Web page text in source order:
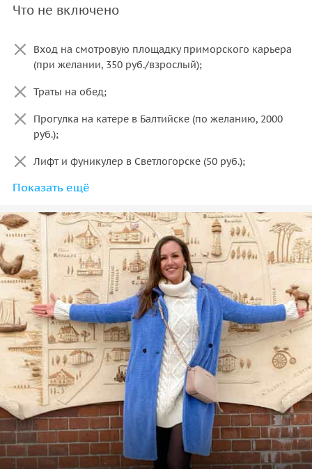
Что не включено
Вход на смотровую площадку приморского карьера
(при желании, 350 руб./взрослый);
Траты на обед;
Прогулка на катере в Балтийске (по желанию, 2000
руб.);
Лифт и фуникулер в Светлогорске (50 руб.);
Трансфер из аэропорта и по области из других
Показать ещё